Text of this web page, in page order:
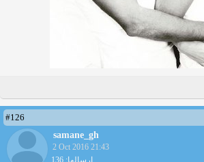
#126
samane_gh
2 Oct 2016 21:43
ارسالها: 136